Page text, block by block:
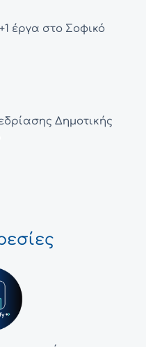
έργα στο Σοφικό
Δημοτικής